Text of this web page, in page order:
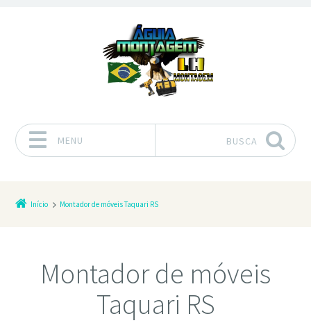
MENU BUSCA
Início Montador de móveis Taquari RS
Montador de móveis
Taquari RS